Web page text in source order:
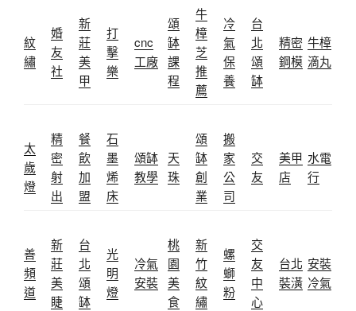
紋
繡
婚
友
社
新
莊
美
甲
打
擊
樂
cnc
工廠
頌
缽
課
程
牛
樟
芝
推
薦
冷
氣
保
養
台
北
頌
缽
精密
鋼模
牛樟
滴丸
太
歲
燈
精
密
射
出
餐
飲
加
盟
石
墨
烯
床
頌缽
教學
天
珠
頌
缽
創
業
搬
家
公
司
交
友
美甲
店
水電
行
善
頻
道
新
莊
美
睫
台
北
頌
缽
光
明
燈
冷氣
安裝
桃
園
美
食
新
竹
紋
繡
螺
螄
粉
交
友
中
心
台北
裝潢
安裝
冷氣